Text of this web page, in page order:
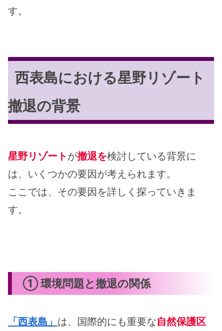
す。
西表島における星野リゾート
撤退の背景
星野リゾートが撤退を検討している背景に
は、いくつかの要因が考えられます。
ここでは、その要因を詳しく探っていきま
す。
① 環境問題と撤退の関係
「西表島」 は、国際的にも重要な自然保護区